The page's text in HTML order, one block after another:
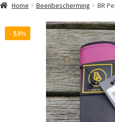
Home Beenbescherming BR
- 53%